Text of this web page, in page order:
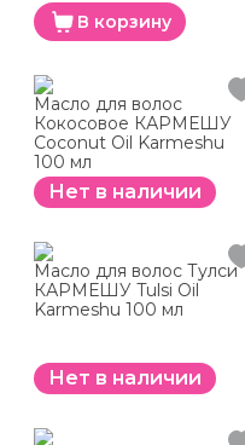
В корзину
Масло для волос
Кокосовое КАРМЕШУ
Coconut Oil Karmeshu
100 мл
Нет в наличии
Масло для волос Тулси
КАРМЕШУ Tulsi Oil
Karmeshu 100 мл
Нет в наличии